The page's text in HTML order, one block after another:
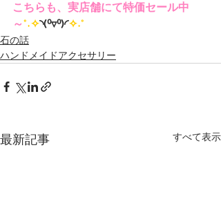
こちらも、実店舗にて特価セール中
～°˖✧◝(⁰▿⁰)◜✧˖°
石の話
ハンドメイドアクセサリー
最新記事 すべて表示